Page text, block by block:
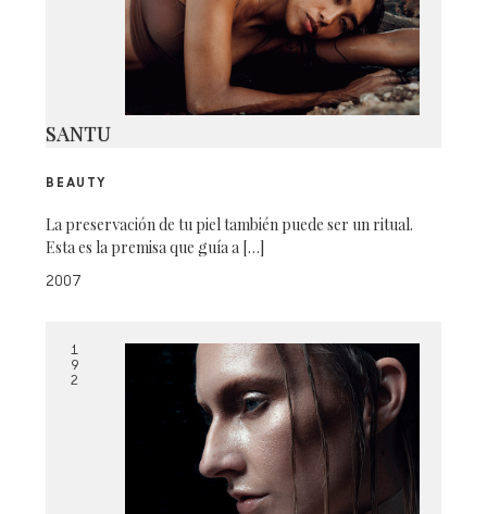
SANTU
BEAUTY
La preservación de tu piel también puede ser un ritual.
Esta es la premisa que guía a […]
2007
1
9
2